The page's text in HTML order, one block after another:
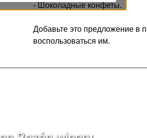
- Шоколадные конфеты.
Добавьте это предложение в
воспользоваться им.